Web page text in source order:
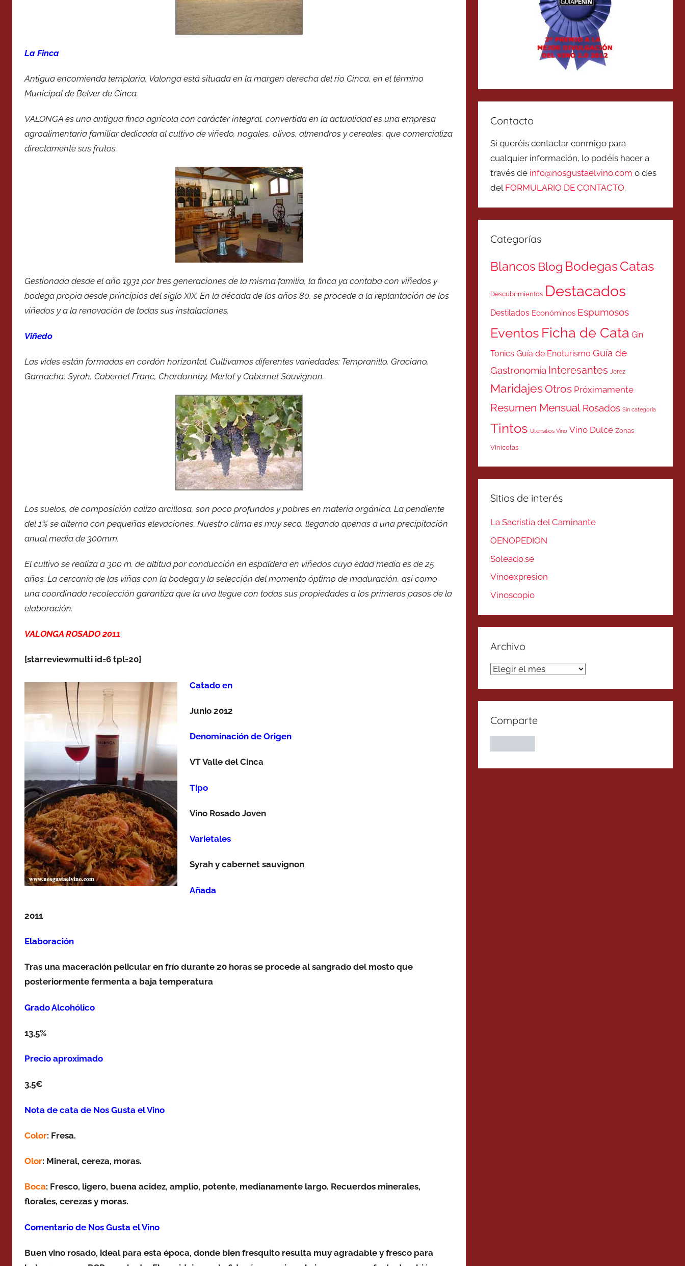
La Finca
Antigua encomienda templaria, Valonga está situada en la margen derecha del rio Cinca, en el término
Municipal de Belver de Cinca.
VALONGA es una antigua finca agrícola con carácter integral, convertida en la actualidad es una empresa
agroalimentaria familiar dedicada al cultivo de viñedo, nogales, olivos, almendros y cereales, que comercializa
directamente sus frutos.
Gestionada desde el año 1931 por tres generaciones de la misma familia, la finca ya contaba con viñedos y
bodega propia desde principios del siglo XIX. En la década de los años 80, se procede a la replantación de los
viñedos y a la renovación de todas sus instalaciones.
Viñedo
Las vides están formadas en cordón horizontal. Cultivamos diferentes variedades: Tempranillo, Graciano,
Garnacha, Syrah, Cabernet Franc, Chardonnay, Merlot y Cabernet Sauvignon.
Los suelos, de composición calizo arcillosa, son poco profundos y pobres en materia orgánica. La pendiente
del 1% se alterna con pequeñas elevaciones. Nuestro clima es muy seco, llegando apenas a una precipitación
anual media de 300mm.
El cultivo se realiza a 300 m. de altitud por conducción en espaldera en viñedos cuya edad media es de 25
años. La cercanía de las viñas con la bodega y la selección del momento óptimo de maduración, así como
una coordinada recolección garantiza que la uva llegue con todas sus propiedades a los primeros pasos de la
elaboración.
VALONGA ROSADO 2011
[starreviewmulti id=6 tpl=20]
Catado en
Junio 2012
Denominación de Origen
VT Valle del Cinca
Tipo
Vino Rosado Joven
Varietales
Syrah y cabernet sauvignon
Añada
2011
Elaboración
Tras una maceración pelicular en frío durante 20 horas se procede al sangrado del mosto que
posteriormente fermenta a baja temperatura
Grado Alcohólico
13,5%
Precio aproximado
3,5€
Nota de cata de Nos Gusta el Vino
Color: Fresa.
Olor: Mineral, cereza, moras.
Boca: Fresco, ligero, buena acidez, amplio, potente, medianamente largo. Recuerdos minerales,
florales, cerezas y moras.
Comentario de Nos Gusta el Vino
Buen vino rosado, ideal para esta época, donde bien fresquito resulta muy agradable y fresco para
Contacto
Si queréis contactar conmigo para
cualquier información, lo podéis hacer a
través de info@nosgustaelvino.com o des
del FORMULARIO DE CONTACTO.
Categorías
Blancos Blog BodegasCatas
Descubrimientos Destacados
Destilados Económinos Espumosos
Eventos Ficha de Cata Gin
Tonics Guía de Enoturismo Guía de
Gastronomía Interesantes Jerez
MaridajesOtros Próximamente
Resumen Mensual Rosados Sin categoría
Tintos Utensilios Vino Vino Dulce Zonas
Vinicolas
Sitios de interés
La Sacristía del Caminante
OENOPEDION
Soleado.se
Vinoexpresion
Vinoscopio
Archivo
Archivo
Comparte